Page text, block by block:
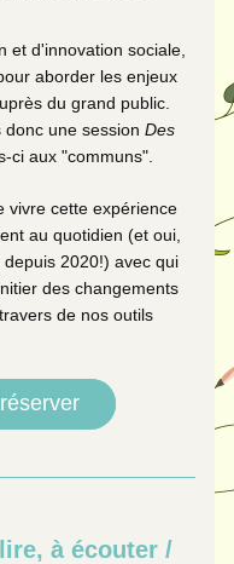
et d'innovation sociale,
aborder les enjeux
du grand public.
une session Des
ci aux "communs".
vivre cette expérience
au quotidien (et oui,
2020!) avec qui
des changements
de nos outils
à écouter /